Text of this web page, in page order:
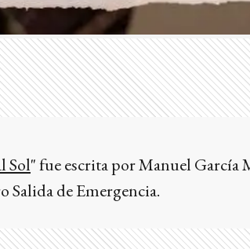
Sol" fue escrita por Manuel García
Salida de Emergencia.